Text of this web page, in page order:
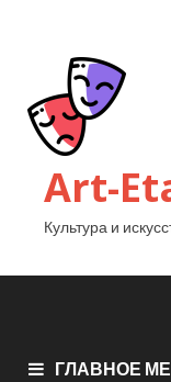
Art-
Культура и
ГЛАВНОЕ